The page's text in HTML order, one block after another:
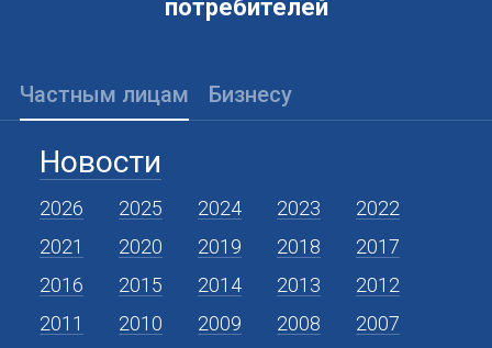
потребителей
Частным лицам Бизнесу
Новости
2026 2025 2024 2023
2022
2021
2020 2019 2018
2017
2016
2015 2014 2013
2012
2011
2010 2009 2008 2007